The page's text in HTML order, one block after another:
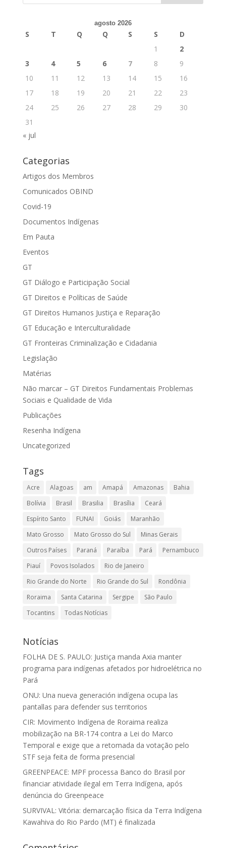
agosto 2026
S T Q Q S S
D
1
2
3
4 5 6 7 8
9
10
11 12 13 14 15
16
17
18 19 20 21 22
23
24
25 26 27 28 29
30
31
« jul
Categorias
Artigos dos Membros
Comunicados OBIND
Covid-19
Documentos Indígenas
Em Pauta
Eventos
GT
GT Diálogo e Participação Social
GT Direitos e Políticas de Saúde
GT Direitos Humanos Justiça e Reparação
GT Educação e Interculturalidade
GT Fronteiras Criminalização e Cidadania
Legislação
Matérias
Não marcar – GT Direitos Fundamentais Problemas
Sociais e Qualidade de Vida
Publicações
Resenha Indígena
Uncategorized
Tags
Acre Alagoas am Amapá Amazonas
Bahia
Bolívia
Brasil Brasilia Brasília
Ceará
Espírito Santo
FUNAI Goiás
Maranhão
Mato Grosso
Mato Grosso do Sul
Minas Gerais
Outros Países
Paraná Paraíba Pará
Pernambuco
Piauí
Povos Isolados
Rio de Janeiro
Rio Grande do Norte
Rio Grande do Sul
Rondônia
Roraima
Santa Catarina Sergipe
São Paulo
Tocantins
Todas Notícias
Notícias
FOLHA DE S. PAULO: Justiça manda Axia manter
programa para indígenas afetados por hidroelétrica no
Pará
ONU: Una nueva generación indígena ocupa las
pantallas para defender sus territorios
CIR: Movimento Indígena de Roraima realiza
mobilização na BR-174 contra a Lei do Marco
Temporal e exige que a retomada da votação pelo
STF seja feita de forma presencial
GREENPEACE: MPF processa Banco do Brasil por
financiar atividade ilegal em Terra Indígena, após
denúncia do Greenpeace
SURVIVAL: Vitória: demarcação física da Terra Indígena
Kawahiva do Rio Pardo (MT) é finalizada